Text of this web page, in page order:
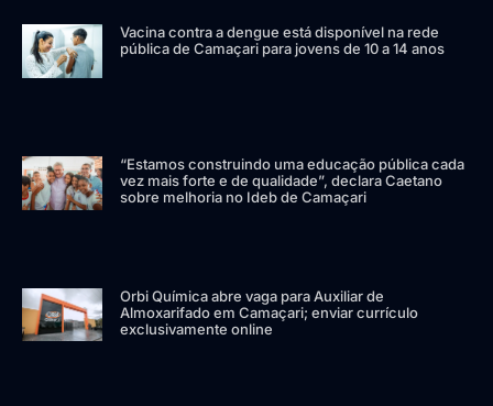
Vacina contra a dengue está disponível na rede
pública de Camaçari para jovens de 10 a 14 anos
“Estamos construindo uma educação pública cada
vez mais forte e de qualidade”, declara Caetano
sobre melhoria no Ideb de Camaçari
Orbi Química abre vaga para Auxiliar de
Almoxarifado em Camaçari; enviar currículo
exclusivamente online